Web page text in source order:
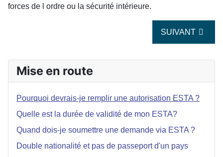
forces de l ordre ou la sécurité intérieure.
ARTICLE
SUIVANT
Mise en route
Pourquoi devrais-je remplir une autorisation ESTA ?
Quelle est la durée de validité de mon ESTA?
Quand dois-je soumettre une demande via ESTA ?
Double nationalité et pas de passeport d'un pays